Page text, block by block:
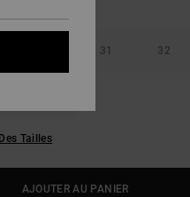
31 32
Tailles
AJOUTER AU PANIER